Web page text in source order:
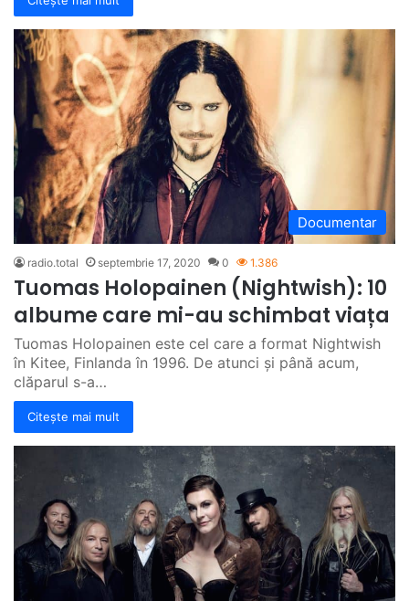
Documentar
radio.total septembrie 17, 2020 0 1.386
Tuomas Holopainen (Nightwish): 10
albume care mi-au schimbat viața
Tuomas Holopainen este cel care a format Nightwish
în Kitee, Finlanda în 1996. De atunci și până acum,
clăparul s-a…
Citește mai mult